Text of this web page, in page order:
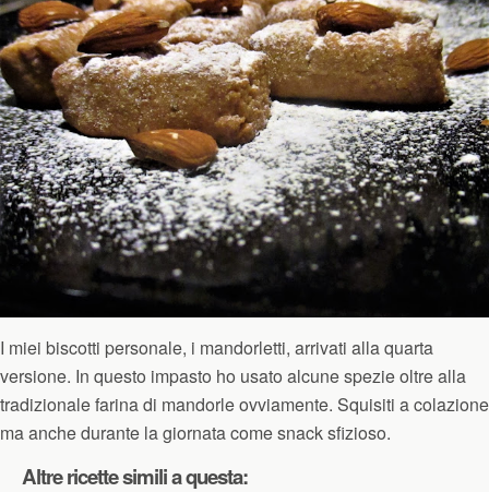
I miei biscotti personale, i mandorletti, arrivati alla quarta
versione. In questo impasto ho usato alcune spezie oltre alla
tradizionale farina di mandorle ovviamente. Squisiti a colazione
ma anche durante la giornata come snack sfizioso.
Altre ricette simili a questa: